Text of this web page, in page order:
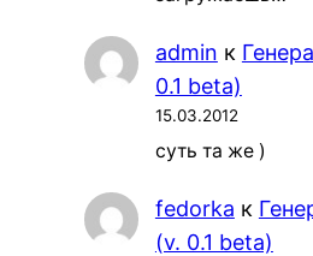
admin к
0.1 beta)
15.03.2012
суть та же )
fedorka к
(v. 0.1 beta)